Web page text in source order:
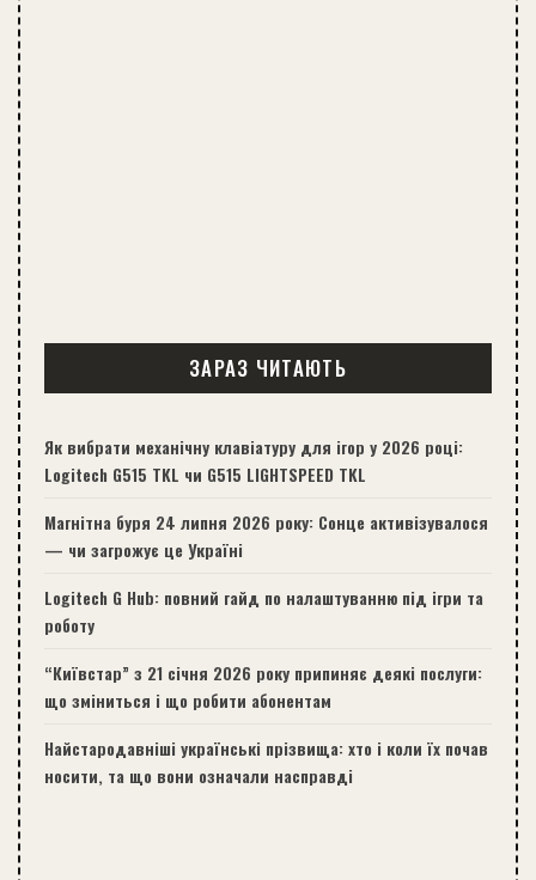
ЗАРАЗ ЧИТАЮТЬ
Як вибрати механічну клавіатуру для ігор у 2026 році:
Logitech G515 TKL чи G515 LIGHTSPEED TKL
Магнітна буря 24 липня 2026 року: Сонце активізувалося
— чи загрожує це Україні
Logitech G Hub: повний гайд по налаштуванню під ігри та
роботу
“Київстар” з 21 січня 2026 року припиняє деякі послуги:
що зміниться і що робити абонентам
Найстародавніші українські прізвища: хто і коли їх почав
носити, та що вони означали насправді